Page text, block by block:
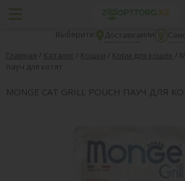
Выберите: Доставкаили
Главная / Каталог / Кошки / Корм для кошек /
пауч для котят
MONGE CAT GRILL POUCH ПАУЧ ДЛЯ